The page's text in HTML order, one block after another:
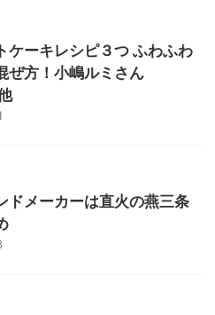
ケーキレシピ３つ ふわふわ
ぜ方！小嶋ルミさん
ドメーカーは直火の燕三条